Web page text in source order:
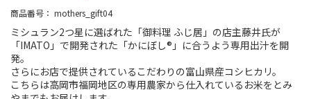
商品番号
mothers_gift04
ミシュラン2つ星に選ばれた「御料理 ふじ居」の店主藤井氏が
「IMATO」で開発された「かにぼし®」に合うよう専用出汁を開
発。
さらにお店で提供されているこだわりの富山県産コシヒカリ。
こちらは高岡市福岡地区の専用農家から仕入れているお米をとみ